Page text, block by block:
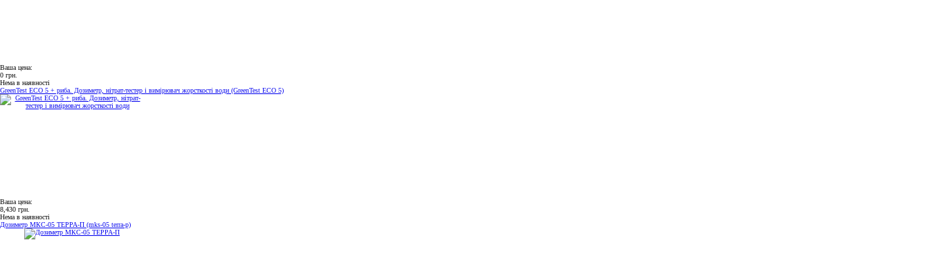
Ваша цена:
0 грн.
Нема в наявності
GreenTest ECO 5 + риба. Дозиметр, нітрат-тестер і вимірювач жорсткості води (GreenTest ECO 5)
Ваша цена:
8,430 грн.
Нема в наявності
Дозиметр МКС-05 ТЕРРА-П (mks-05 terra-p)